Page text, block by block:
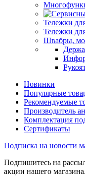
Тележки
Тележки
Швабры,
Новинки
Популярные
Рекомендуемые
Производитель
Комплектация
Сертификаты
Подписка на новости
Подпишитесь на
акции нашего магазина.